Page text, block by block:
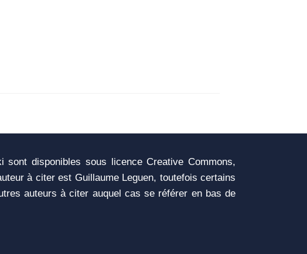
disponibles sous licence Creative Commons,
à citer est Guillaume Leguen, toutefois certains
auteurs à citer auquel cas se référer en bas de